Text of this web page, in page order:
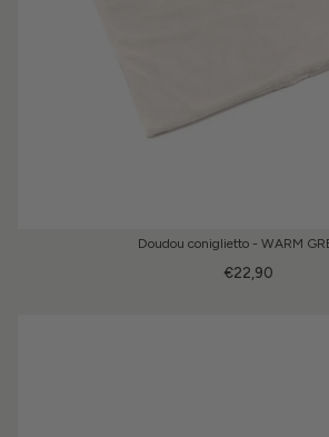
Doudou coniglietto - WARM
€22,90